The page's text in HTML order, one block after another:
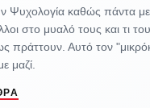
Ψυχολογία καθώς πάντα με
στο μυαλό τους και τι
πράττουν. Αυτό τον
μαζί.